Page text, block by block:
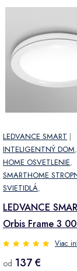
LEDVANCE SMART |
INTELIGENTNÝ DOM,
HOME OSVETLENIE,
SMARTHOME
SVIETIDLÁ,
LEDVANCE
Orbis Frame 3
6 500K 50cmViac
od 137 €